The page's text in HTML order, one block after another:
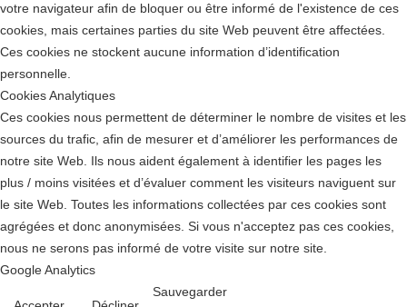
votre navigateur afin de bloquer ou être informé de l'existence de ces
cookies, mais certaines parties du site Web peuvent être affectées.
Ces cookies ne stockent aucune information d’identification
personnelle.
Cookies Analytiques
Ces cookies nous permettent de déterminer le nombre de visites et les
sources du trafic, afin de mesurer et d’améliorer les performances de
notre site Web. Ils nous aident également à identifier les pages les
plus / moins visitées et d’évaluer comment les visiteurs naviguent sur
le site Web. Toutes les informations collectées par ces cookies sont
agrégées et donc anonymisées. Si vous n'acceptez pas ces cookies,
nous ne serons pas informé de votre visite sur notre site.
Google Analytics
Sauvegarder